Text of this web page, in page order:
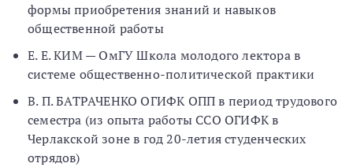
формы приобретения знаний и навыков
общественной работы
Е. Е. КИМ — ОмГУ Школа молодого лектора в
системе общественно-политической практики
В. П. БАТРАЧЕНКО ОГИФК ОПП в период трудового
семестра (из опыта работы ССО ОГИФК в
Черлакской зоне в год 20-летия студенческих
отрядов)